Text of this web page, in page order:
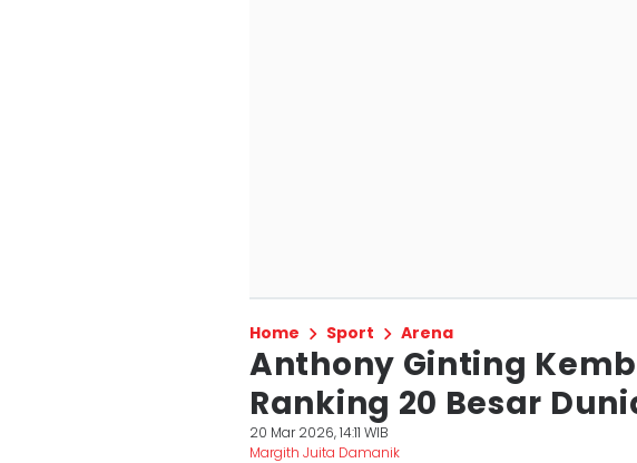
Home Sport Arena
Anthony Ginting
Ranking 20 Besar
20 Mar 2026, 14:11 WIB
Margith Juita Damanik